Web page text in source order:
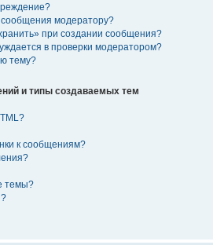
модератору?
при создании сообщения?
в проверки модератором?
тему?
и типы создаваемых тем
к сообщениям?
темы?